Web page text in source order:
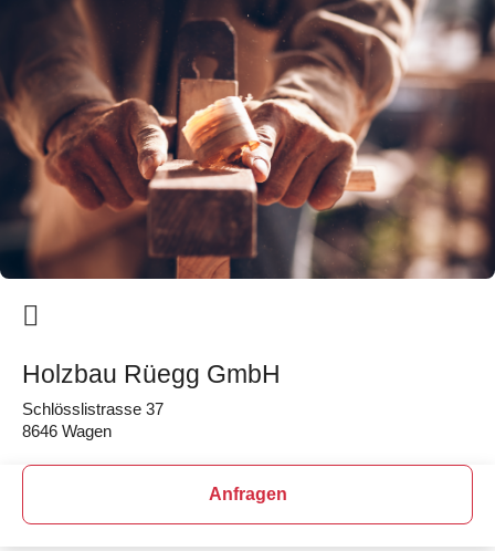
Holzbau Rüegg GmbH
Schlösslistrasse 37
8646 Wagen
Anfragen